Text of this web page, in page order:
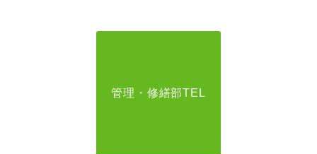
管理・修繕部TEL